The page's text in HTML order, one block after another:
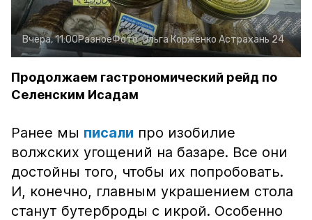
Вчера, 11:00РазноеФото:Ольга Корженко Астрахань 24
Продолжаем гастрономический рейд по
Селенским Исадам
Ранее мы писали про изобилие
волжских угощений на базаре. Все они
достойны того, чтобы их попробовать.
И, конечно, главным украшением стола
станут бутерброды с икрой. Особенно